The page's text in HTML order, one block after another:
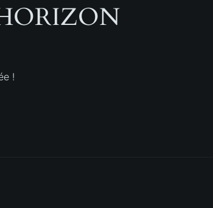
!